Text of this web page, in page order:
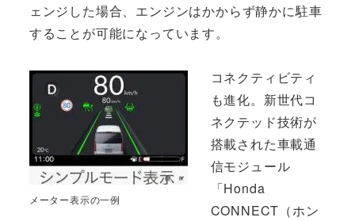
ェンジした場合、エンジンはかからず静かに駐車
することが可能になっています。
メーター表示の一例
コネクティビティ
も進化。新世代コ
ネクテッド技術が
搭載された車載通
信モジュール
「Honda
CONNECT（ホン